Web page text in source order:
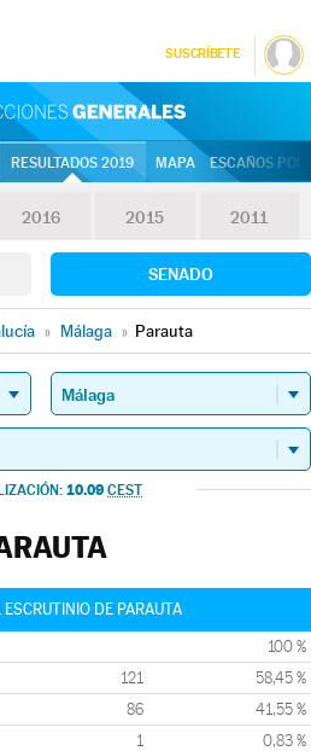
SUSCRÍBETE
RESULTADOS 2019 MAPA ESCAÑOS
2016 2015 2011
SENADO
» Málaga » Parauta
10.09 CEST
ESCRUTINIO DE PARAUTA
100 %
121 58,45 %
86 41,55 %
1 0,83 %